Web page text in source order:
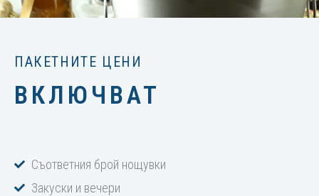
ПАКЕТНИТЕ ЦЕНИ
ВКЛЮЧВАТ
Съответния брой нощувки
Закуски и вечери